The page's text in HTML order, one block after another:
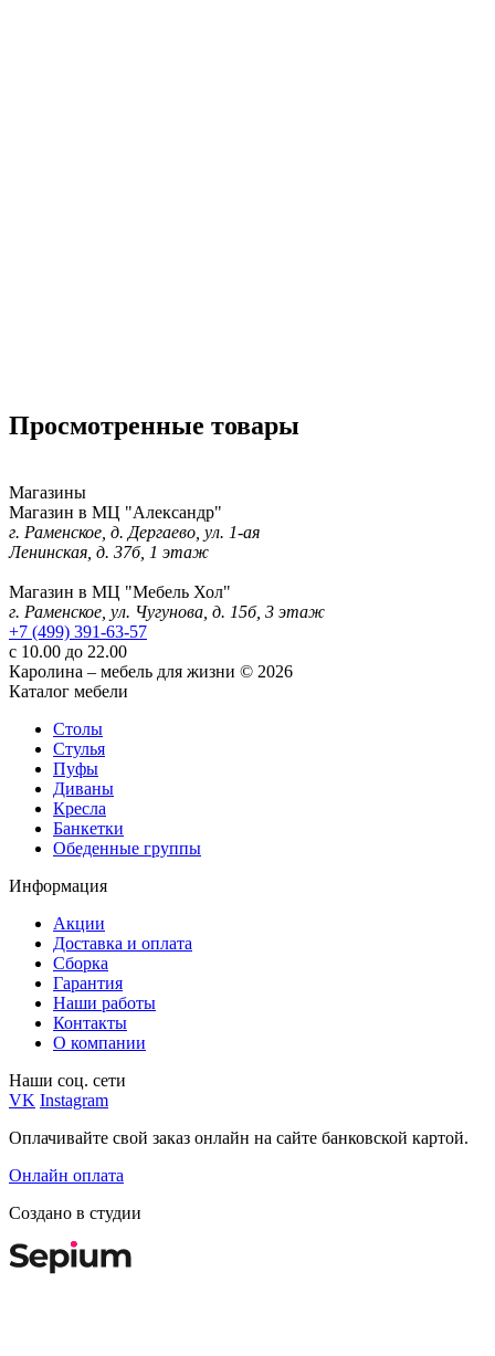
Просмотренные товары
Магазины
Магазин в МЦ "Александр"
г. Раменское, д. Дергаево, ул. 1-ая
Ленинская, д. 37б, 1 этаж
Магазин в МЦ "Мебель Хол"
г. Раменское, ул. Чугунова, д. 15б, 3 этаж
+7 (499) 391-63-57
с 10.00 до 22.00
Каролина – мебель для жизни © 2026
Каталог мебели
Столы
Стулья
Пуфы
Диваны
Кресла
Банкетки
Обеденные группы
Информация
Акции
Доставка и оплата
Сборка
Гарантия
Наши работы
Контакты
О компании
Наши соц. сети
VK Instagram
Оплачивайте свой заказ онлайн на сайте банковской картой.
Онлайн оплата
Создано в студии